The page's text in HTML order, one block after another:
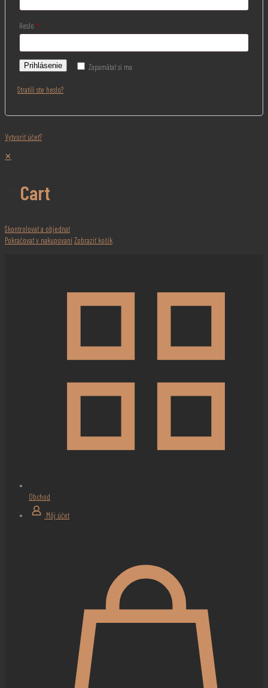
Heslo *
Zapamätať si ma
Prihlásenie
Stratili ste heslo?
Vytvoriť účet?
✕
Cart
Skontrolovať a objednať
Pokračovať v nakupovaníZobraziť košík
Obchod
Môj účet